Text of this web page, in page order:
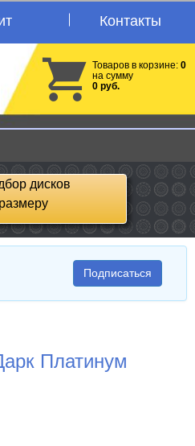
Контакты
Товаров в корзине: 0
на сумму
0 руб.
дисков
Подписаться
Платинум